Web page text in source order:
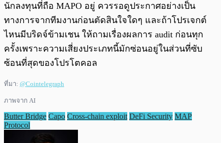
นักลงทุนที่ถือ MAPO อยู่ ควรรอดูประกาศอย่างเป็น
ทางการจากทีมงานก่อนตัดสินใจใดๆ และถ้าโปรเจกต์
ไหนมีบริดจ์ข้ามเชน ให้ถามเรื่องผลการ audit ก่อนทุก
ครั้งเพราะความเสี่ยงประเภทนี้มักซ่อนอยู่ในส่วนที่ซับ
ซ้อนที่สุดของโปรโตคอล
ที่มา: @Cointelegraph
ภาพจาก AI
Butter Bridge Capo Cross-chain exploit DeFi Security MAP
Protocol